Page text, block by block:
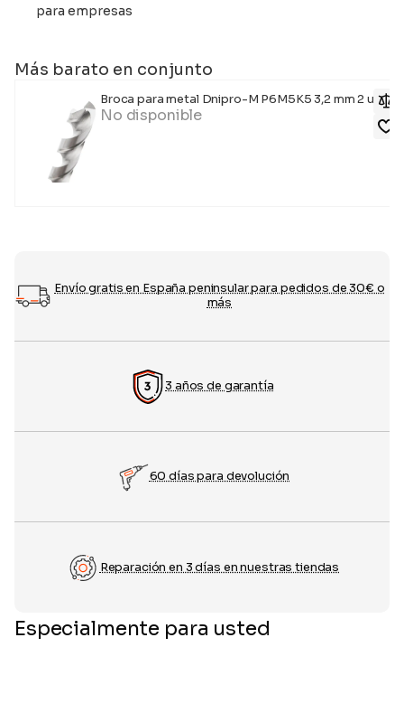
para empresas
Más barato en conjunto
Broca para metal Dnipro-M P6M5K5 3,2 mm 2 uds.
No disponible
Envío gratis en España peninsular para pedidos de 30€ o
más
3 años de garantía
60 días para devolución
Reparación en 3 días en nuestras tiendas
Especialmente para usted